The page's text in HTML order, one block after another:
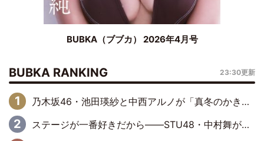
BUBKA（ブブカ） 2026年4月号
BUBKA RANKING 23:30更新
乃木坂46・池田瑛紗と中西アルノが「真冬のかき氷」騒動で火花散らす！ 因縁の裏にあるのは、逆境をともに“凌”ぐ似た者同士の絆
ステージが一番好きだから――STU48・中村舞が描く“これからの私”